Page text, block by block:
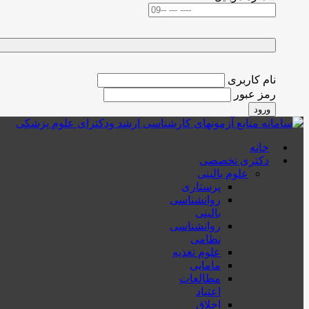
نام کاربری
رمز عبور
ورود
خانه
دکتری تخصصی
علوم بالینی
پرستاری
روانشناسی
بالینی
روانشناسی
نظامی
علوم تغذیه
مامایی
مطالعات
اعتیاد
اخلاق